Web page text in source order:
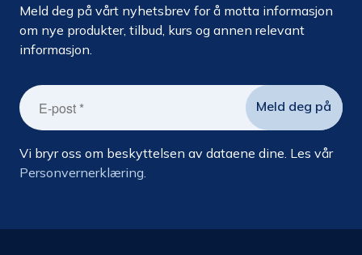
Meld deg på vårt nyhetsbrev for å motta informasjon
om nye produkter, tilbud, kurs og annen relevant
informasjon.
Vi bryr oss om beskyttelsen av dataene dine. Les vår
Personvernerklæring.